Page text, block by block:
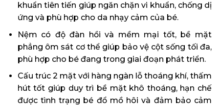
khuẩn tiên tiến giúp ngăn chặn vi khuẩn, chống dị
ứng và phù hợp cho da nhạy cảm của bé.
Nệm có độ đàn hồi và mềm mại tốt, bề mặt
phẳng ôm sát cơ thể giúp bảo vệ cột sống tối đa,
phù hợp cho bé đang trong giai đoạn phát triển.
Cấu trúc 2 mặt với hàng ngàn lỗ thoáng khí, thấm
hút tốt giúp duy trì bề mặt khô thoáng, hạn chế
được tình trạng bé đổ mồ hôi và đảm bảo cảm